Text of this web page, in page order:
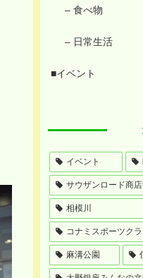
– 食べ物
– 日常生活
■イベント
イベント
サウザンロード商
相模川
コナミスポーツク
麻溝公園